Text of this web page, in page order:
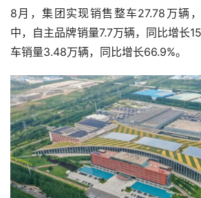
8月，集团实现销售整车27.78万辆
中，自主品牌销量7.7万辆，同比增长
车销量3.48万辆，同比增长66.9%。